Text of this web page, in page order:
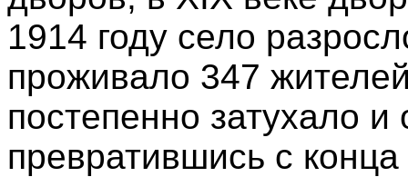
1914 году село
проживало 347
постепенно затухало и
превратившись с